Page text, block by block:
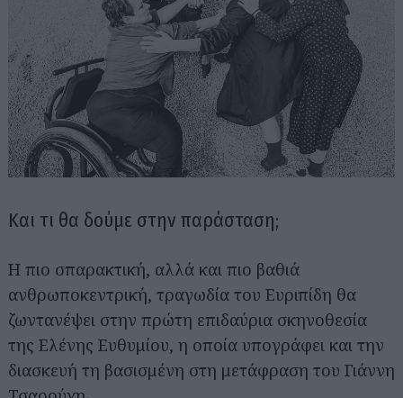
Και τι θα δούμε στην παράσταση;
Η πιο σπαρακτική, αλλά και πιο βαθιά
ανθρωποκεντρική, τραγωδία του Ευριπίδη θα
ζωντανέψει στην πρώτη επιδαύρια σκηνοθεσία
της Ελένης Ευθυμίου, η οποία υπογράφει και την
διασκευή τη βασισμένη στη μετάφραση του Γιάννη
Αναζήτηση